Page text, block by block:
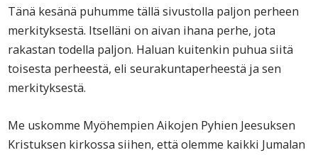
Tänä kesänä puhumme tällä sivustolla paljon perheen
merkityksestä. Itselläni on aivan ihana perhe, jota
rakastan todella paljon. Haluan kuitenkin puhua siitä
toisesta perheestä, eli seurakuntaperheestä ja sen
merkityksestä.
Me uskomme Myöhempien Aikojen Pyhien Jeesuksen
Kristuksen kirkossa siihen, että olemme kaikki Jumalan